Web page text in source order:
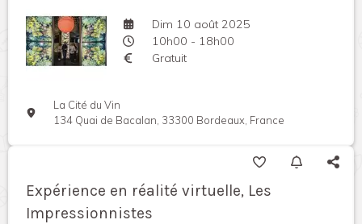
Dim 10 août 2025
10h00 - 18h00
Gratuit
La Cité du Vin
134 Quai de Bacalan, 33300 Bordeaux, France
Expérience en réalité virtuelle, Les
Impressionnistes